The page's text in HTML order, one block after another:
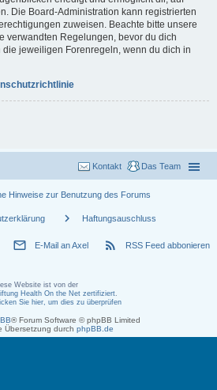
Die Board-Administration kann registrierten
zuweisen. Beachte bitte unsere
verwandten Regelungen, bevor du dich
jeweiligen Forenregeln, wenn du dich in
Das Team
Kontakt
Hinweise zur Benutzung des Forums
chevron_right Haftungsauschluss
mail_outline E-Mail an Axel rss_feed RSS Feed abbonieren
Website ist von der
Health On the Net zertifiziert
Sie hier, um dies zu überprüfen
® Forum Software © phpBB Limited
Übersetzung durch phpBB.de